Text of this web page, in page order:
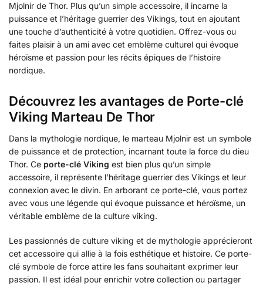
Mjolnir de Thor. Plus qu’un simple accessoire, il incarne la
puissance et l’héritage guerrier des Vikings, tout en ajoutant
une touche d’authenticité à votre quotidien. Offrez-vous ou
faites plaisir à un ami avec cet emblème culturel qui évoque
héroïsme et passion pour les récits épiques de l’histoire
nordique.
Découvrez les avantages de Porte-clé
Viking Marteau De Thor
Dans la mythologie nordique, le marteau Mjolnir est un symbole
de puissance et de protection, incarnant toute la force du dieu
Thor. Ce porte-clé Viking est bien plus qu’un simple
accessoire, il représente l’héritage guerrier des Vikings et leur
connexion avec le divin. En arborant ce porte-clé, vous portez
avec vous une légende qui évoque puissance et héroïsme, un
véritable emblème de la culture viking.
Les passionnés de culture viking et de mythologie apprécieront
cet accessoire qui allie à la fois esthétique et histoire. Ce porte-
clé symbole de force attire les fans souhaitant exprimer leur
passion. Il est idéal pour enrichir votre collection ou partager